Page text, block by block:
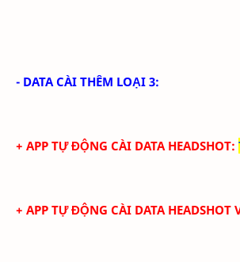
- DATA CÀI THÊM LOẠI 3:
+ APP TỰ ĐỘNG CÀI DATA HEADSHOT:
+ APP TỰ ĐỘNG CÀI DATA HEADSHOT